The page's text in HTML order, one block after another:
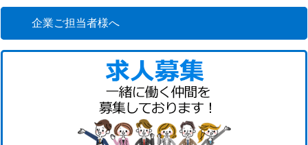
企業ご担当者様へ